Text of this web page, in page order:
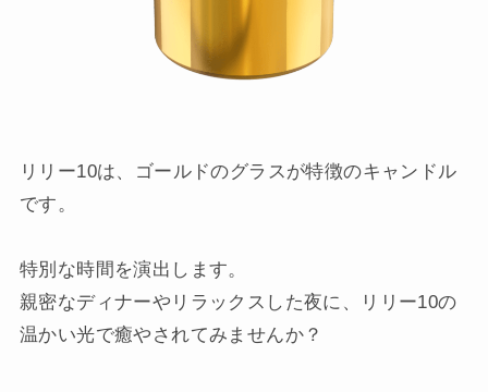
リリー10は、ゴールドのグラスが特徴のキャンドル
です。
特別な時間を演出します。
親密なディナーやリラックスした夜に、リリー10の
温かい光で癒やされてみませんか？